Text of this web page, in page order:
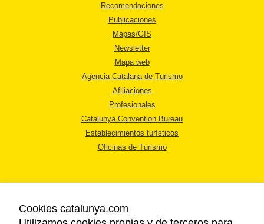
Recomendaciones
Publicaciones
Mapas/GIS
Newsletter
Mapa web
Agencia Catalana de Turismo
Afiliaciones
Profesionales
Catalunya Convention Bureau
Establecimientos turísticos
Oficinas de Turismo
Cookies catalunya.com